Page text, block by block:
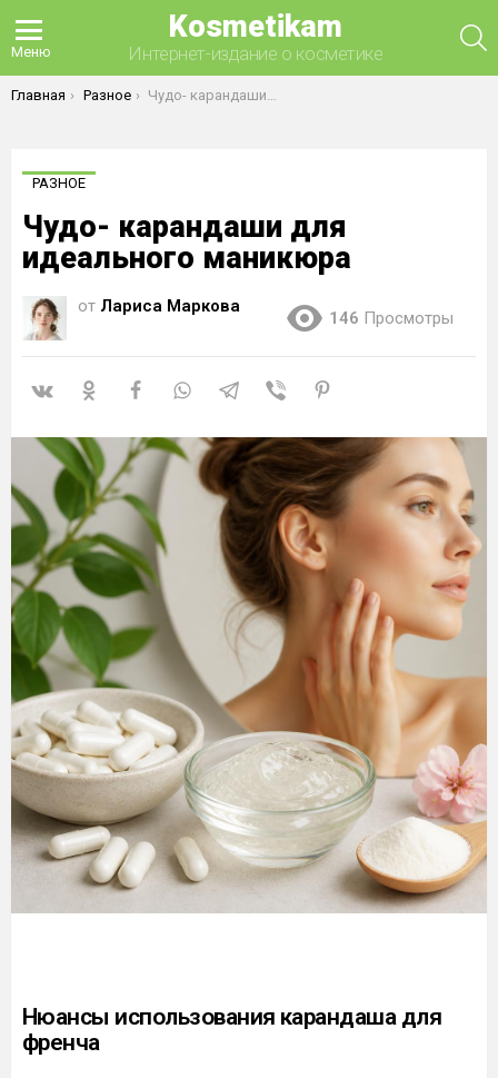
Меню
Kosmetikam
Интернет-издание о косметике
Вы здесь:
Главная Разное Чудо- карандаши для идеального маникюра
РАЗНОЕ
Чудо- карандаши для
идеального маникюра
от Лариса Маркова
146 Просмотры
Нюансы использования карандаша для
френча